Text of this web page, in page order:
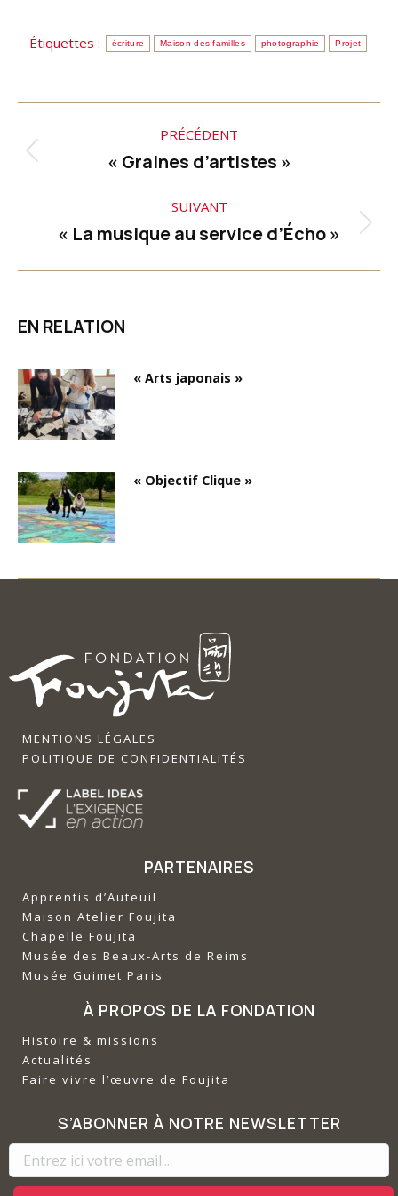
Étiquettes : écriture Maison des familles photographie Projet
article
PRÉCÉDENT
Article
:
« Graines d’artistes »
SUIVANT
Article
« La musique au service d’Écho »
EN RELATION
« Arts japonais »
« Objectif Clique »
MENTIONS LÉGALES
POLITIQUE DE CONFIDENTIALITÉS
PARTENAIRES
Apprentis d’Auteuil
‍Maison Atelier Foujita
‍Chapelle Foujita
‍Musée des Beaux-Arts de Reims
‍Musée Guimet Paris
À PROPOS DE LA FONDATION
Histoire & missions
Actualités
Faire vivre l’œuvre de Foujita
S’ABONNER À NOTRE NEWSLETTER